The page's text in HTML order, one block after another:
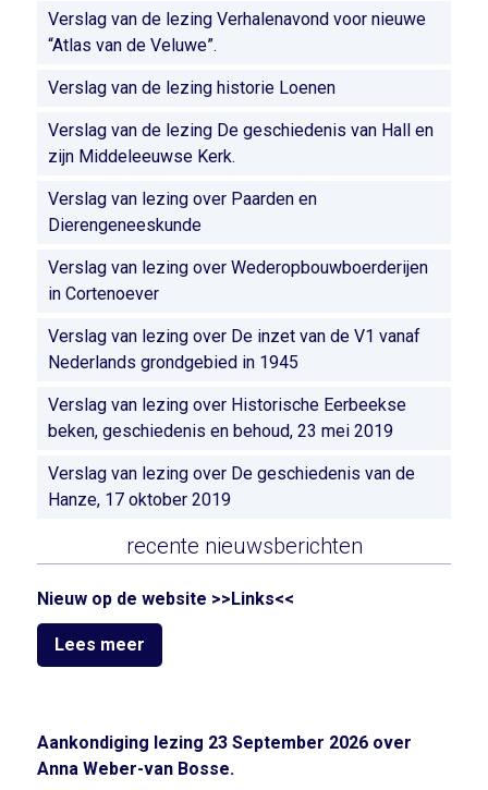
Verslag van de lezing Verhalenavond voor nieuwe
“Atlas van de Veluwe”.
Verslag van de lezing historie Loenen
Verslag van de lezing De geschiedenis van Hall en
zijn Middeleeuwse Kerk.
Verslag van lezing over Paarden en
Dierengeneeskunde
Verslag van lezing over Wederopbouwboerderijen
in Cortenoever
Verslag van lezing over De inzet van de V1 vanaf
Nederlands grondgebied in 1945
Verslag van lezing over Historische Eerbeekse
beken, geschiedenis en behoud, 23 mei 2019
Verslag van lezing over De geschiedenis van de
Hanze, 17 oktober 2019
recente nieuwsberichten
Nieuw op de website >>Links<<
Lees meer
Aankondiging lezing 23 September 2026 over
Anna Weber-van Bosse.